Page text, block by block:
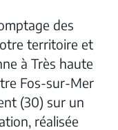
des
territoire et
à Très haute
Fos-sur-Mer
(30) sur un
réalisée